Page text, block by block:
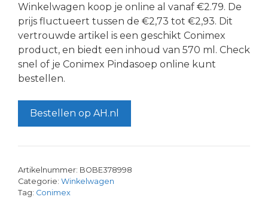
Winkelwagen koop je online al vanaf €2.79. De
prijs fluctueert tussen de €2,73 tot €2,93. Dit
vertrouwde artikel is een geschikt Conimex
product, en biedt een inhoud van 570 ml. Check
snel of je Conimex Pindasoep online kunt
bestellen.
Bestellen op AH.nl
Artikelnummer: BOBE378998
Categorie: Winkelwagen
Tag: Conimex